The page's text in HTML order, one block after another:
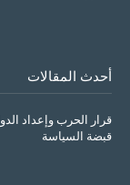
أحدث المقالات
قرار الحرب وإعداد
قبضة السياسة